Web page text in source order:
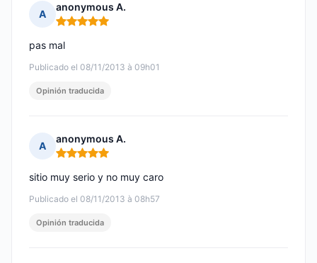
A
anonymous A.
Nota: 5 de 5
Publicado el 08/11/2013 à 09h01
pas mal
Opinión traducida
A
anonymous A.
Nota: 5 de 5
Publicado el 08/11/2013 à 08h57
sitio muy serio y no muy caro
Opinión traducida